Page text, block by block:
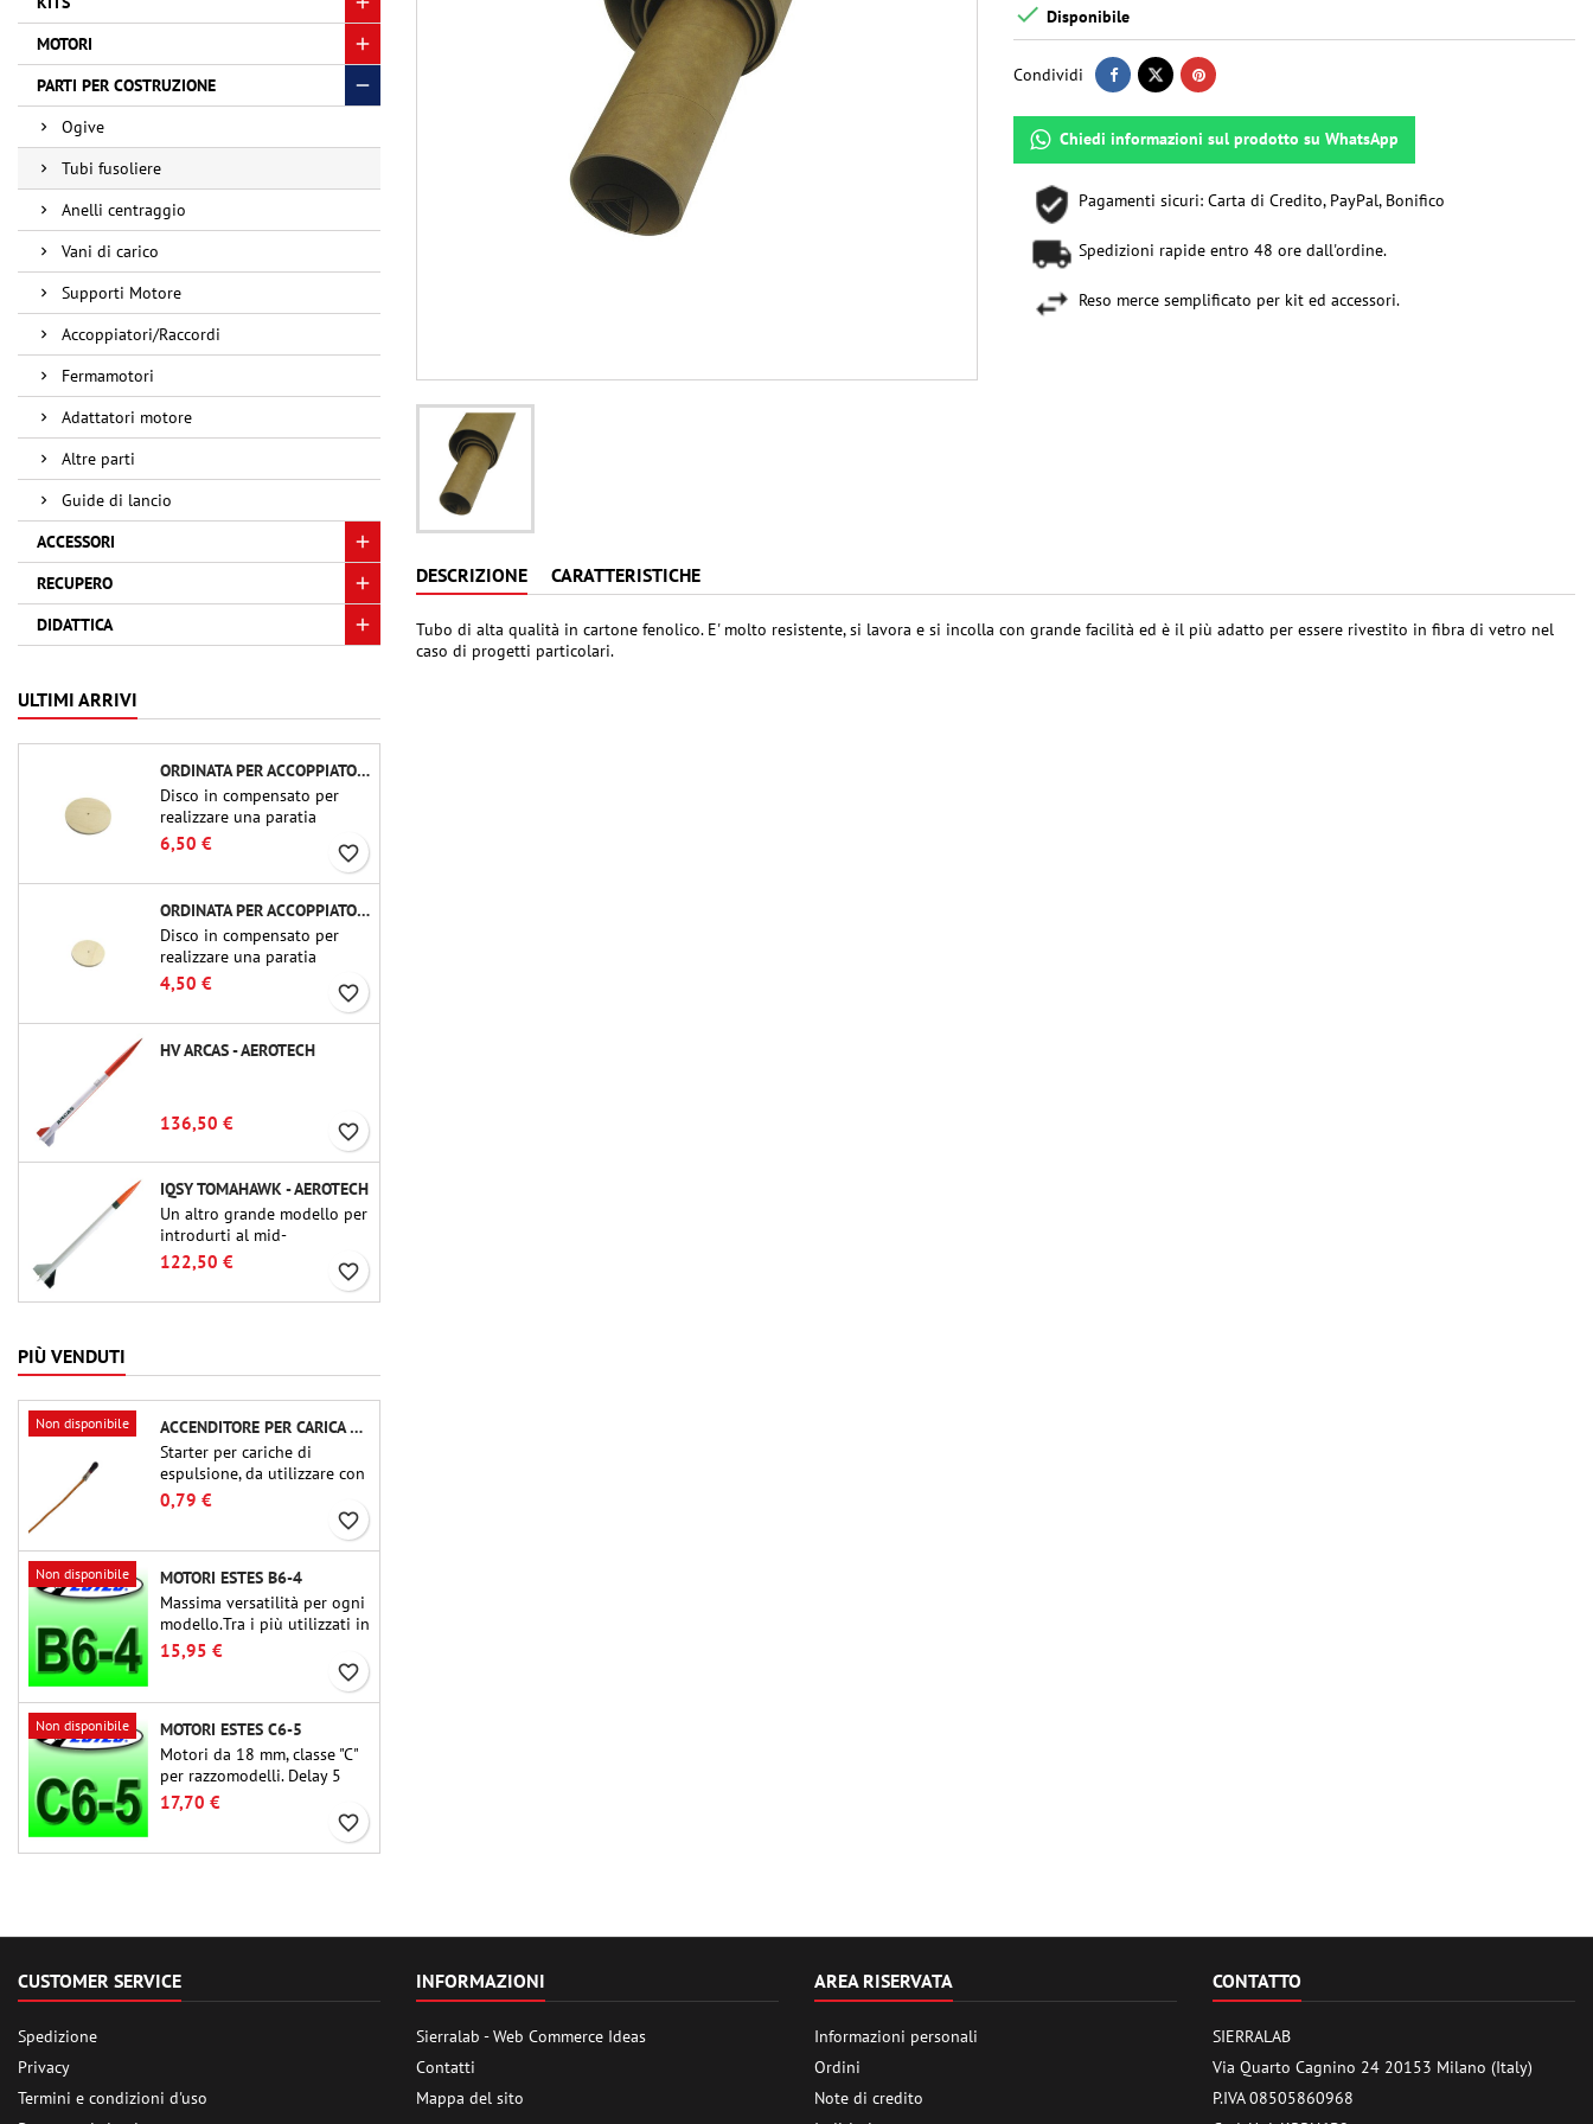
MOTORI
PARTI PER COSTRUZIONE
Ogive
Tubi fusoliere
Anelli centraggio
Vani di carico
Supporti Motore
Accoppiatori/Raccordi
Fermamotori
Adattatori motore
Altre parti
Guide di lancio
ACCESSORI
RECUPERO
DIDATTICA
ULTIMI ARRIVI
ORDINATA PER ACCOPPIATORE CBP-3.0 - PUBLIC MISSILES LTD.
Disco in compensato per
realizzare una paratia
(ordinata) in accoppiatori
per tubi Public Missiles Ltd.
da 54 mm (PT-2.1 o QT-2.1)
6,50 € favorite_border
ORDINATA PER ACCOPPIATORE CBP-2.1 - PUBLIC MISSILES LTD.
Disco in compensato per
realizzare una paratia
(ordinata) in accoppiatori
per tubi Public Missiles Ltd.
da 54 mm (PT-2.1 o QT-2.1)
4,50 € favorite_border
HV ARCAS - AEROTECH
136,50 € favorite_border
IQSY TOMAHAWK - AEROTECH
Un altro grande modello per
introdurti al mid-
power.Riproduzione in scala
di un famoso razzo-sonda,
dalle dimensioni contenute
122,50 € favorite_border
PIÙ VENDUTI
Non disponibile
ACCENDITORE PER CARICA DI ESPULSIONE (CHIP-TYPE)
Starter per cariche di
espulsione, da utilizzare con
altimetri o altri dispositivi
elettronici.
0,79 €
favorite_border
Non disponibile
MOTORI ESTES B6-4
Massima versatilità per ogni
modello.Tra i più utilizzati in
assoluto, l'Estes B6-4 è il
motore adatto per la grande
razzomodelli Estes e simili.
15,95 €
favorite_border
Non disponibile
MOTORI ESTES C6-5
Motori da 18 mm, classe "C"
per razzomodelli. Delay 5
secondi, adatti per
razzomodelli monostadio.
17,70 €
favorite_border
 Disponibile
Condividi
Chiedi informazioni sul prodotto su WhatsApp
Pagamenti sicuri: Carta di Credito, PayPal, Bonifico
Spedizioni rapide entro 48 ore dall'ordine.
Reso merce semplificato per kit ed accessori.
DESCRIZIONE CARATTERISTICHE
Tubo di alta qualità in cartone fenolico. E' molto resistente, si lavora e si incolla con grande facilità ed è il più adatto per essere rivestito in fibra di vetro nel
caso di progetti particolari.
CUSTOMER SERVICE
Spedizione
Privacy
Termini e condizioni d'uso
INFORMAZIONI
Sierralab - Web Commerce Ideas
Contatti
Mappa del sito
AREA RISERVATA
Informazioni personali
Ordini
Note di credito
CONTATTO
SIERRALAB
Via Quarto Cagnino 24 20153 Milano (Italy)
P.IVA 08505860968